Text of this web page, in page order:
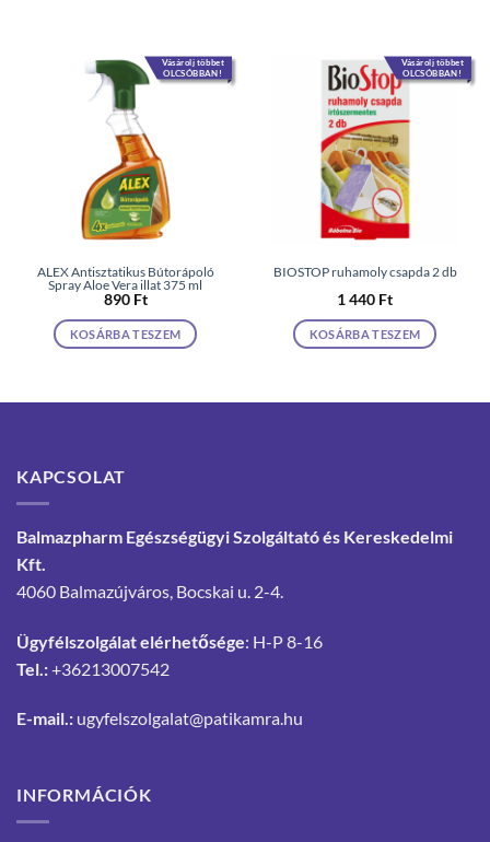
Vásárolj többet
OLCSÓBBAN!
ALEX Antisztatikus Bútorápoló
Spray Aloe Vera illat 375 ml
890 Ft
KOSÁRBA TESZEM
Vásárolj többet
OLCSÓBBAN!
BIOSTOP ruhamoly csapda 2 db
1 440 Ft
KOSÁRBA TESZEM
KAPCSOLAT
Balmazpharm Egészségügyi Szolgáltató és Kereskedelmi
Kft.
4060 Balmazújváros, Bocskai u. 2-4.
Ügyfélszolgálat elérhetősége: H-P 8-16
Tel.:+36213007542
E-mail.: ugyfelszolgalat@patikamra.hu
INFORMÁCIÓK